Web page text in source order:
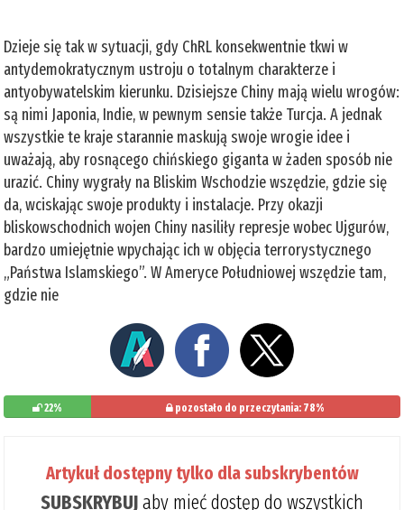
Dzieje się tak w sytuacji, gdy ChRL konsekwentnie tkwi w
antydemokratycznym ustroju o totalnym charakterze i
antyobywatelskim kierunku. Dzisiejsze Chiny mają wielu wrogów:
są nimi Japonia, Indie, w pewnym sensie także Turcja. A jednak
wszystkie te kraje starannie maskują swoje wrogie idee i
uważają, aby rosnącego chińskiego giganta w żaden sposób nie
urazić. Chiny wygrały na Bliskim Wschodzie wszędzie, gdzie się
da, wciskając swoje produkty i instalacje. Przy okazji
bliskowschodnich wojen Chiny nasiliły represje wobec Ujgurów,
bardzo umiejętnie wpychając ich w objęcia terrorystycznego
„Państwa Islamskiego”. W Ameryce Południowej wszędzie tam,
gdzie nie
22% pozostało do przeczytania: 78%
Artykuł dostępny tylko dla subskrybentów
SUBSKRYBUJaby mieć dostęp do wszystkich